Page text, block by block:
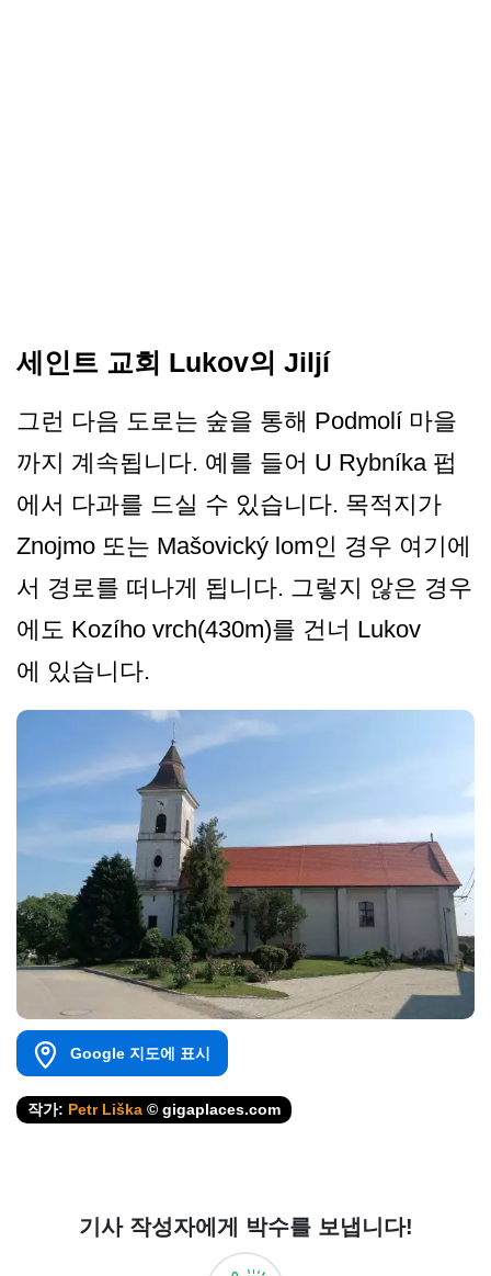
세인트 교회 Lukov의 Jiljí
그런 다음 도로는 숲을 통해 Podmolí 마을
까지 계속됩니다. 예를 들어 U Rybníka 펍
에서 다과를 드실 수 있습니다. 목적지가
Znojmo 또는 Mašovický lom인 경우 여기에
서 경로를 떠나게 됩니다. 그렇지 않은 경우
에도 Kozího vrch(430m)를 건너 Lukov
에 있습니다.
Google 지도에 표시
작가: Petr Liška © gigaplaces.com
기사 작성자에게 박수를 보냅니다!